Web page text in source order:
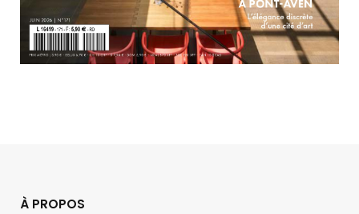
À PROPOS